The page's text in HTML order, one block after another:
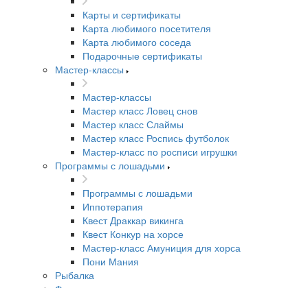
Карты и сертификаты
Карта любимого посетителя
Карта любимого соседа
Подарочные сертификаты
Мастер-классы
Мастер-классы
Мастер класс Ловец снов
Мастер класс Слаймы
Мастер класс Роспись футболок
Мастер-класс по росписи игрушки
Программы с лошадьми
Программы с лошадьми
Иппотерапия
Квест Драккар викинга
Квест Конкур на хорсе
Мастер-класс Амуниция для хорса
Пони Мания
Рыбалка